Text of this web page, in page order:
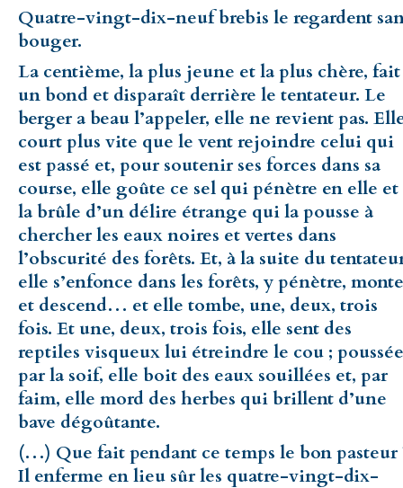
Quatre-vingt-dix-neuf brebis le regardent
bouger.
La centième, la plus jeune et la plus chère, fait
un bond et disparaît derrière le tentateur. Le
berger a beau l’appeler, elle ne revient pas.
court plus vite que le vent rejoindre celui qui
est passé et, pour soutenir ses forces dans sa
course, elle goûte ce sel qui pénètre en elle et
la brûle d’un délire étrange qui la pousse à
chercher les eaux noires et vertes dans
l’obscurité des forêts. Et, à la suite du
elle s’enfonce dans les forêts, y pénètre, monte
et descend… et elle tombe, une, deux, trois
fois. Et une, deux, trois fois, elle sent des
reptiles visqueux lui étreindre le cou ; poussée
par la soif, elle boit des eaux souillées et, par
faim, elle mord des herbes qui brillent d’une
bave dégoûtante.
(…) Que fait pendant ce temps le bon pasteur
Il enferme en lieu sûr les quatre-vingt-dix-